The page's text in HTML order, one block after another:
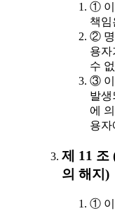
① 이
책임
② 명
용자
수
③ 이
발생
에
용자
제 11 조
의 해지)
① 이